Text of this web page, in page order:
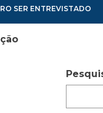
SER ENTREVISTADO